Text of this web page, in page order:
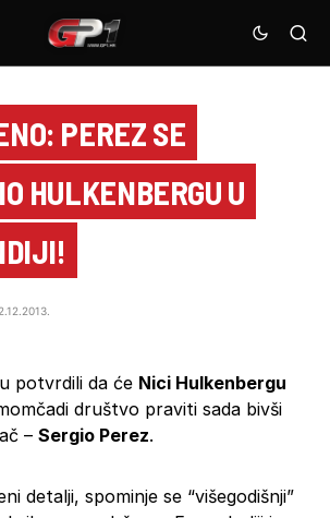
PEREZ SE
HULKENBERGU U
potvrdili da će Nici Hulkenbergu
društvo praviti sada bivši
– Sergio Perez.
detalji, spominje se “višegodišnji”